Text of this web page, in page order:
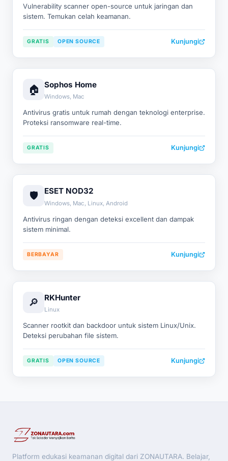
Vulnerability scanner open-source untuk jaringan dan
sistem. Temukan celah keamanan.
GRATIS OPEN SOURCE Kunjungi
🏠 Sophos Home
Windows, Mac
Antivirus gratis untuk rumah dengan teknologi enterprise.
Proteksi ransomware real-time.
GRATIS Kunjungi
🛡️ ESET NOD32
Windows, Mac, Linux, Android
Antivirus ringan dengan deteksi excellent dan dampak
sistem minimal.
BERBAYAR Kunjungi
🔎 RKHunter
Linux
Scanner rootkit dan backdoor untuk sistem Linux/Unix.
Deteksi perubahan file sistem.
GRATIS OPEN SOURCE Kunjungi
Platform edukasi keamanan digital dari ZONAUTARA. Belajar,